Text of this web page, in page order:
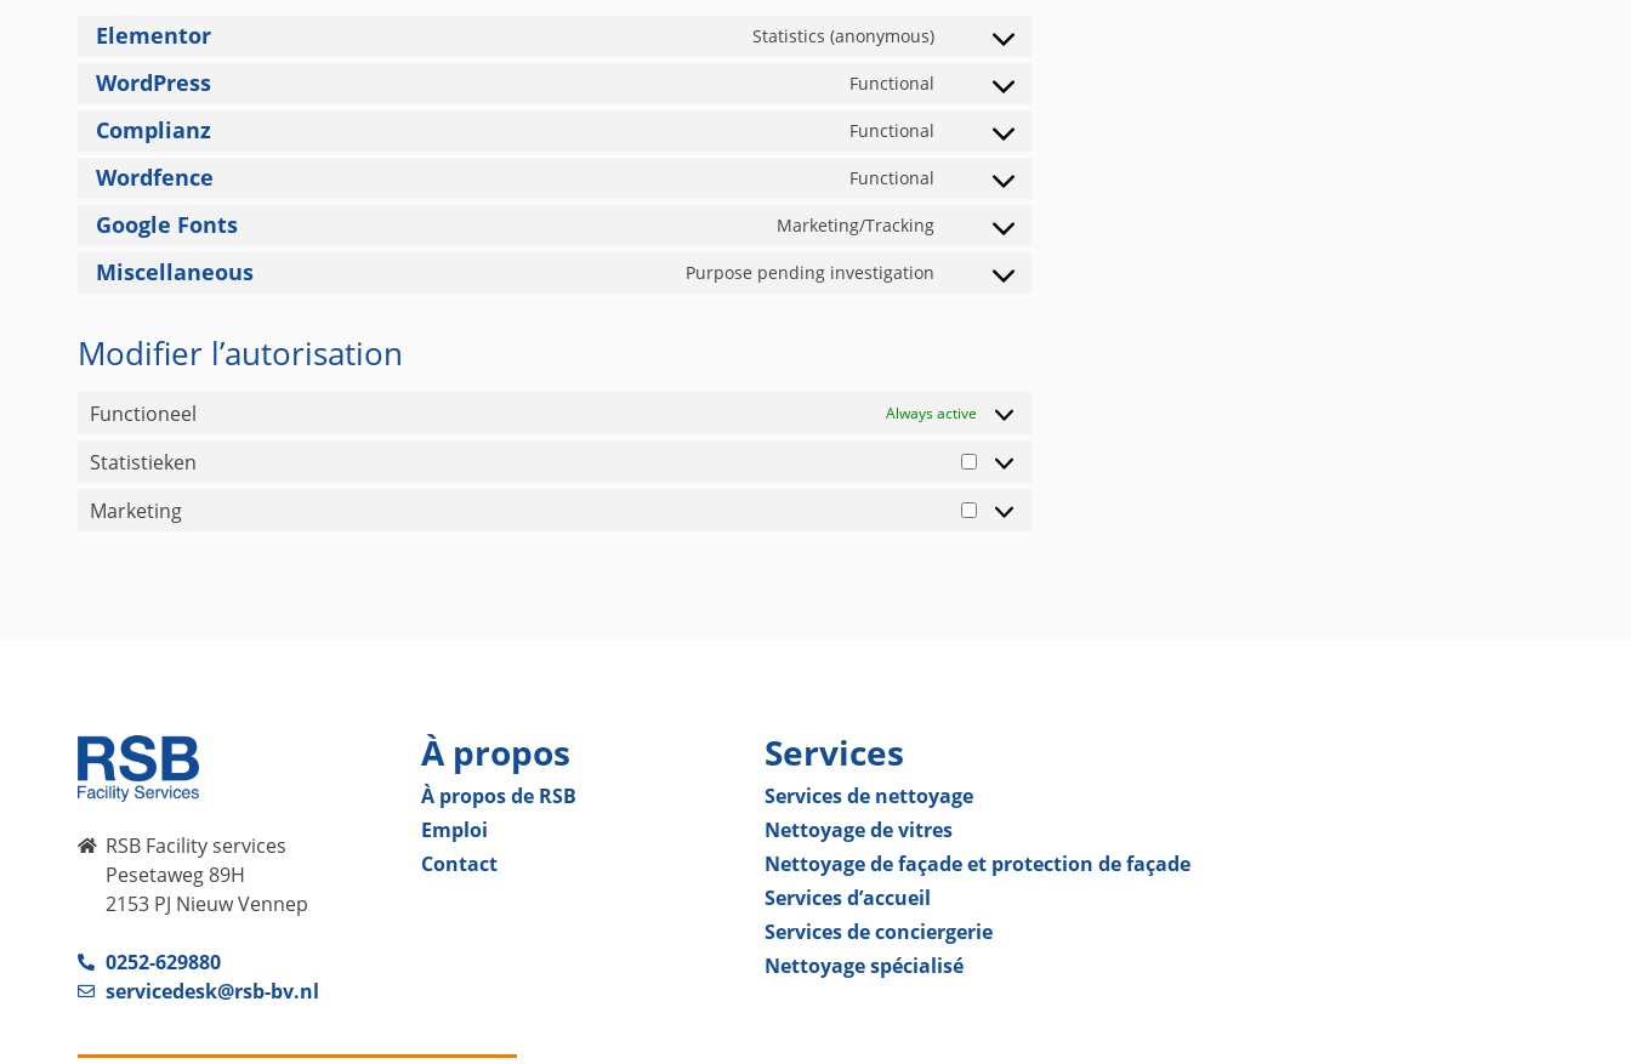
Elementor Statistics (anonymous)
WordPress Functional
Complianz Functional
Wordfence Functional
Google Fonts Marketing/Tracking
Miscellaneous Purpose pending investigation
Modifier l’autorisation
Functioneel Always active
Statistieken
Marketing
RSB Facility services
Pesetaweg 89H
2153 PJ Nieuw Vennep
0252-629880
servicedesk@rsb-bv.nl
À propos
À propos de RSB
Emploi
Contact
Services
Services de nettoyage
Nettoyage de vitres
Nettoyage de façade et protection de façade
Services d’accueil
Services de conciergerie
Nettoyage spécialisé